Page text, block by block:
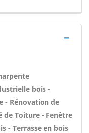
bois -
- Rénovation de
de Toiture - Fenêtre
- Terrasse en bois